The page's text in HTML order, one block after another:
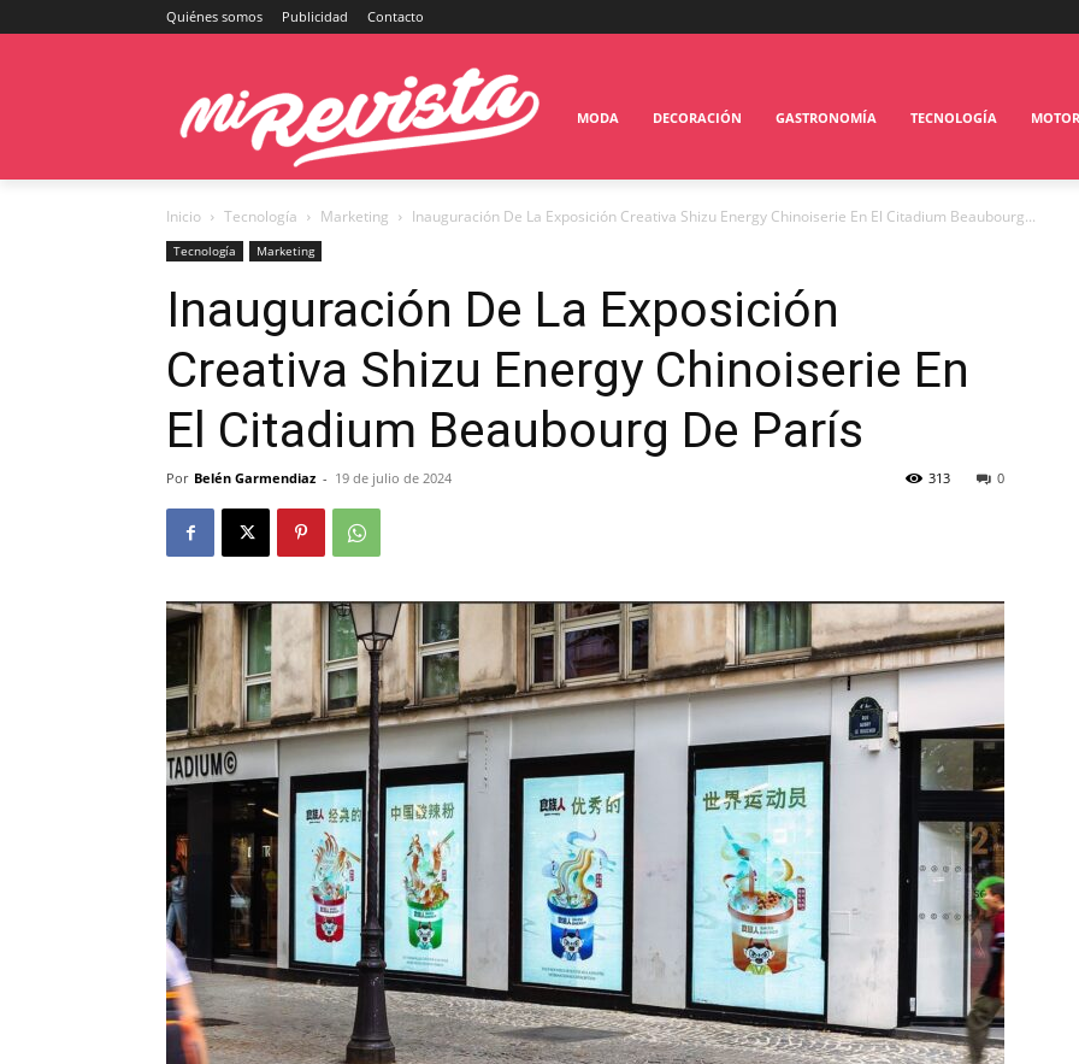
Quiénes somos Publicidad Contacto
MODA DECORACIÓN GASTRONOMÍA TECNOLOGÍA MOTOR
Inicio Tecnología Marketing Inauguración De La Exposición Creativa Shizu Energy Chinoiserie En El Citadium Beaubourg...
Tecnología Marketing
Inauguración De La Exposición
Creativa Shizu Energy Chinoiserie En
El Citadium Beaubourg De París
Por Belén Garmendiaz - 19 de julio de 2024 0
313